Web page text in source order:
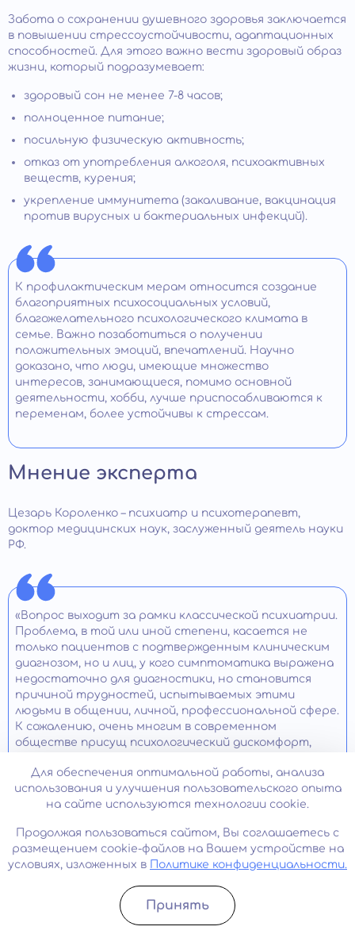
Забота о сохранении душевного здоровья заключается
в повышении стрессоустойчивости, адаптационных
способностей. Для этого важно вести здоровый образ
жизни, который подразумевает:
здоровый сон не менее 7-8 часов;
полноценное питание;
посильную физическую активность;
отказ от употребления алкоголя, психоактивных
веществ, курения;
укрепление иммунитета (закаливание, вакцинация
против вирусных и бактериальных инфекций).
К профилактическим мерам относится создание
благоприятных психосоциальных условий,
благожелательного психологического климата в
семье. Важно позаботиться о получении
положительных эмоций, впечатлений. Научно
доказано, что люди, имеющие множество
интересов, занимающиеся, помимо основной
деятельности, хобби, лучше приспосабливаются к
переменам, более устойчивы к стрессам.
Мнение эксперта
Цезарь Короленко – психиатр и психотерапевт,
доктор медицинских наук, заслуженный деятель науки
РФ.
«Вопрос выходит за рамки классической психиатрии.
Проблема, в той или иной степени, касается не
только пациентов с подтвержденным клиническим
диагнозом, но и лиц, у кого симптоматика выражена
недостаточно для диагностики, но становится
причиной трудностей, испытываемых этими
людьми в общении, личной, профессиональной сфере.
К сожалению, очень многим в современном
обществе присущ психологический дискомфорт,
неудовлетворенность собой, качеством своей
жизни.
важен анализ факторов психосоциального
характера, влияющих на человека с первых дней
жизни. Важен даже младенческий период – если в это
психобиологические потребности, это становится
препятствием к развитию нормальной
Записатьcя
Для обеспечения оптимальной работы, анализа
использования и улучшения пользовательского опыта
на сайте используются технологии cookie.
Продолжая пользоваться сайтом, Вы соглашаетесь с
размещением cookie-файлов на Вашем устройстве на
условиях, изложенных в
Политике конфиденциальности.
Принять